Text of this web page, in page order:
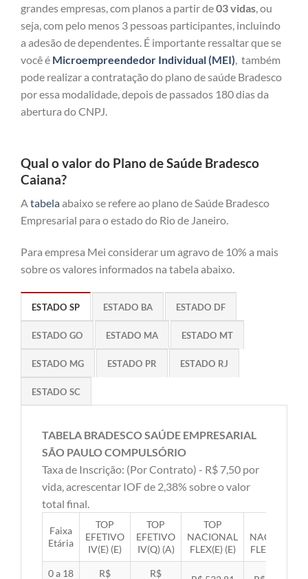
grandes empresas, com planos a partir de03 vidas, ou
seja, com pelo menos 3 pessoas participantes, incluindo
a adesão de dependentes. É importante ressaltar que se
você é Microempreendedor Individual (MEI), também
pode realizar a contratação do plano de saúde Bradesco
por essa modalidade, depois de passados 180 dias da
abertura do CNPJ.
Qual o valor do Plano de Saúde Bradesco
Caiana?
Atabelaabaixo se refere ao plano de Saúde Bradesco
Empresarial para o estado do Rio de Janeiro.
Para empresa Mei considerar um agravo de 10% a mais
sobre os valores informados na tabela abaixo.
ESTADO SP ESTADO BA ESTADO DF
ESTADO GO ESTADO MA ESTADO MT
ESTADO MG ESTADO PR ESTADO RJ
ESTADO SC
TABELA BRADESCO SAÚDE EMPRESARIAL
SÃO PAULO COMPULSÓRIO
Taxa de Inscrição: (Por Contrato) - R$ 7,50 por
vida, acrescentar IOF de 2,38% sobre o valor
total final.
Faixa
Etária
TOP
EFETIVO
IV(E) (E)
TOP
EFETIVO
IV(Q) (A)
TOP
NACIONAL
FLEX(E) (E)
NACIONAL
FLEX(Q) (A)
0 a 18 R$ R$